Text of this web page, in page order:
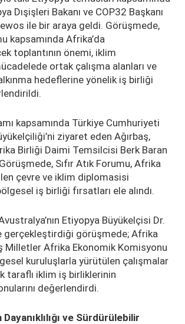
Dışişleri Bakanı ve COP32 Başkanı
ile bir araya geldi. Görüşmede,
kapsamında Afrika’da
toplantının önemi, iklim
ortak çalışma alanları ve
hedeflerine yönelik iş birliği
kapsamında Türkiye Cumhuriyeti
ziyaret eden Ağırbaş,
Birliği Daimi Temsilcisi Berk Baran
Sıfır Atık Forumu, Afrika
çevre ve iklim diplomasisi
iş birliği fırsatları ele alındı.
Etiyopya Büyükelçisi Dr.
gerçekleştirdiği görüşmede; Afrika
Milletler Afrika Ekonomik Komisyonu
kuruluşlarla yürütülen çalışmalar
taraflı iklim iş birliklerinin
değerlendirdi.
Dayanıklılığı ve Sürdürülebilir